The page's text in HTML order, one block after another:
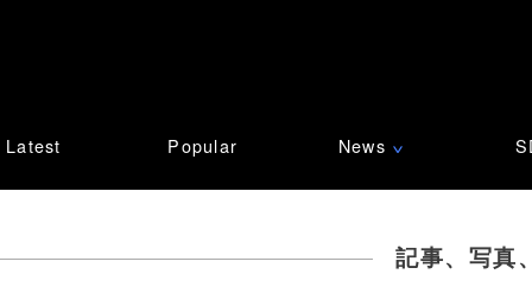
Latest Popular News ∨
記事、写真